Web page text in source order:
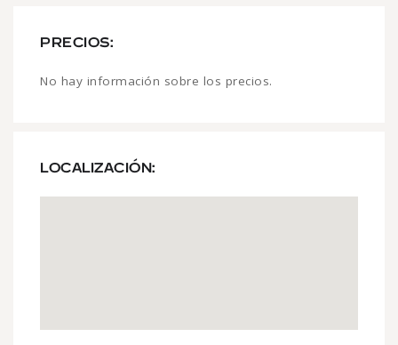
PRECIOS:
No hay información sobre los precios.
LOCALIZACIÓN: